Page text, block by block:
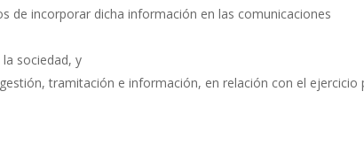
de incorporar dicha información en las comunicaciones
sociedad, y
tramitación e información, en relación con el ejercicio